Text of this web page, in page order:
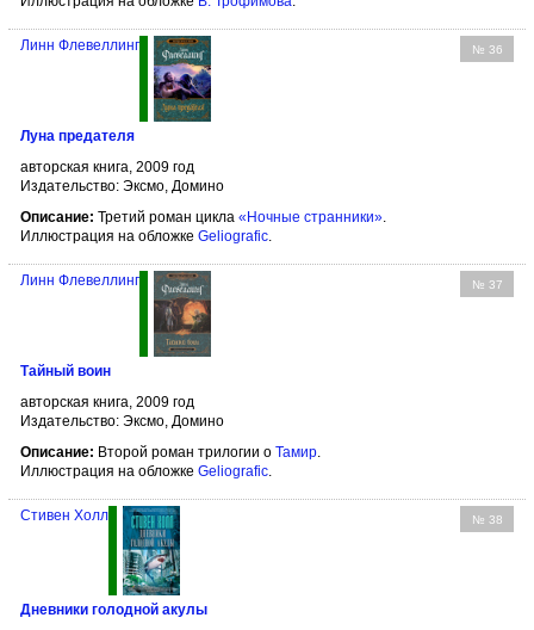
№ 36
Линн Флевеллинг
Луна предателя
авторская книга, 2009 год
Издательство: Эксмо, Домино
Описание: Третий роман цикла «Ночные странники»
Иллюстрация на обложке Geliografic
№ 37
Линн Флевеллинг
Тайный воин
авторская книга, 2009 год
Издательство: Эксмо, Домино
Описание: Второй роман трилогии о Тамир.
Иллюстрация на обложке Geliografic.
№ 38
Стивен Холл
Дневники голодной акулы